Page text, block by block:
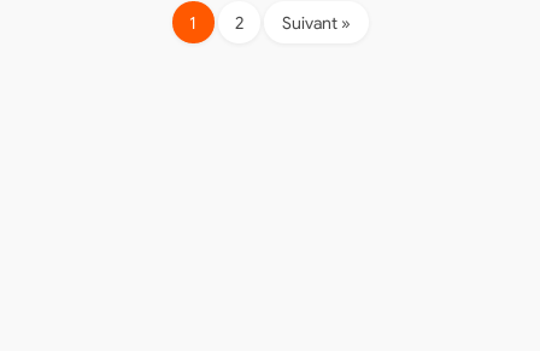
1 2 Suivant »